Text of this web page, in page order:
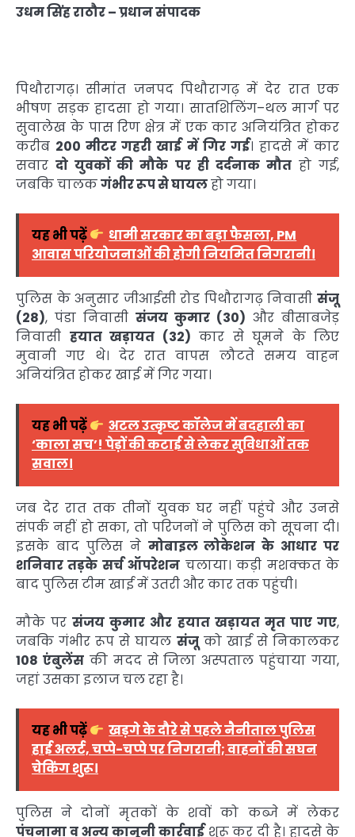
उधम सिंह राठौर – प्रधान संपादक
पिथौरागढ़। सीमांत जनपद पिथौरागढ़ में देर रात एक
भीषण सड़क हादसा हो गया। सातशिलिंग–थल मार्ग पर
सुवालेख के पास रिण क्षेत्र में एक कार अनियंत्रित होकर
करीब 200 मीटर गहरी खाई में गिर गई। हादसे में कार
सवारदो युवकों की मौके पर ही दर्दनाक मौतहो गई,
जबकि चालकगंभीर रूप से घायलहो गया।
यह भी पढ़ें
धामी सरकार का बड़ा फैसला, PM
आवास परियोजनाओं की होगी नियमित निगरानी।
पुलिस के अनुसार जीआईसी रोड पिथौरागढ़ निवासी संजू
(28), पंडा निवासी संजय कुमार (30) और बीसाबजेड़
निवासी हयात खड़ायत (32) कार से घूमने के लिए
मुवानी गए थे। देर रात वापस लौटते समय वाहन
अनियंत्रित होकर खाई में गिर गया।
यह भी पढ़ें
अटल उत्कृष्ट कॉलेज में बदहाली का
‘काला सच’! पेड़ों की कटाई से लेकर सुविधाओं तक
सवाल।
जब देर रात तक तीनों युवक घर नहीं पहुंचे और उनसे
संपर्क नहीं हो सका, तो परिजनों ने पुलिस को सूचना दी।
इसके बाद पुलिस ने मोबाइल लोकेशन के आधार पर
शनिवार तड़के सर्च ऑपरेशन चलाया। कड़ी मशक्कत के
बाद पुलिस टीम खाई में उतरी और कार तक पहुंची।
मौके परसंजय कुमार और हयात खड़ायत मृत पाए गए,
जबकि गंभीर रूप से घायल संजूको खाई से निकालकर
108 एंबुलेंसकी मदद से जिला अस्पताल पहुंचाया गया,
जहां उसका इलाज चल रहा है।
यह भी पढ़ें
खड़गे के दौरे से पहले नैनीताल पुलिस
हाई अलर्ट, चप्पे-चप्पे पर निगरानी; वाहनों की सघन
चेकिंग शुरू।
पुलिस ने दोनों मृतकों के शवों को कब्जे में लेकर
पंचनामा व अन्य कानूनी कार्रवाईशुरू कर दी है। हादसे के